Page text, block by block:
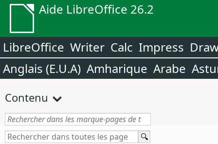
Aide LibreOffice 26.2
LibreOffice Writer Calc Impress
Anglais (E.U.A) Amharique Arabe
Contenu